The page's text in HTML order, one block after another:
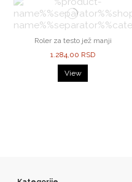
Roler za testo jež manji
1.284,00 RSD
View